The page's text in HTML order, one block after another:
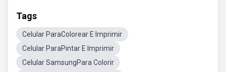
Tags
Celular ParaColorear E Imprimir
Celular ParaPintar E Imprimir
Celular SamsungPara Colorir